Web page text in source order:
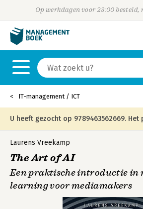
Op werkdagen voor 23:00 besteld,
IT-management / ICT
U heeft gezocht op 9789463562669.
is niet meer in die editie leverbaar en is
onderstaande editie.
Laurens Vreekamp
The Art of AI
Een praktische introductie in
learning voor mediamakers